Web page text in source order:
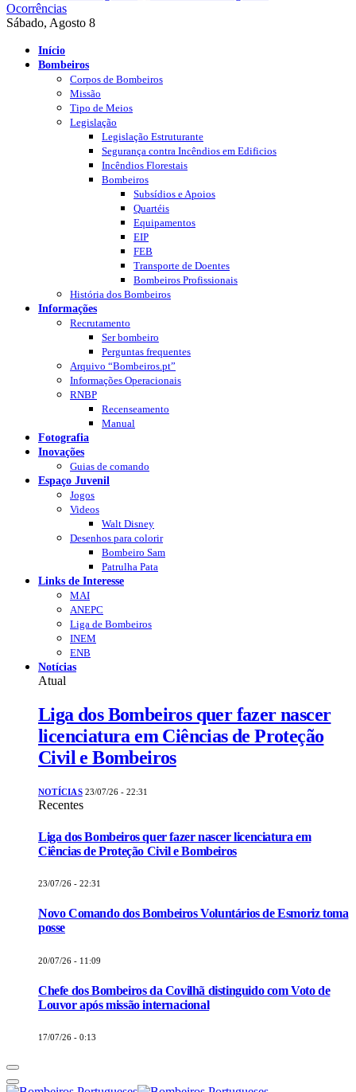
Ocorrências
Sábado, Agosto 8
Início
Bombeiros
Corpos de Bombeiros
Missão
Tipo de Meios
Legislação
Legislação Estruturante
Segurança contra Incêndios em Edificios
Incêndios Florestais
Bombeiros
Subsídios e Apoios
Quartéis
Equipamentos
EIP
FEB
Transporte de Doentes
Bombeiros Profissionais
História dos Bombeiros
Informações
Recrutamento
Ser bombeiro
Perguntas frequentes
Arquivo “Bombeiros.pt”
Informações Operacionais
RNBP
Recenseamento
Manual
Fotografia
Inovações
Guias de comando
Espaço Juvenil
Jogos
Videos
Walt Disney
Desenhos para colorir
Bombeiro Sam
Patrulha Pata
Links de Interesse
MAI
ANEPC
Liga de Bombeiros
INEM
ENB
Notícias
Atual
Liga dos Bombeiros quer fazer nascer
licenciatura em Ciências de Proteção
Civil e Bombeiros
NOTÍCIAS 23/07/26 - 22:31
Recentes
Liga dos Bombeiros quer fazer nascer licenciatura em
Ciências de Proteção Civil e Bombeiros
23/07/26 - 22:31
Novo Comando dos Bombeiros Voluntários de Esmoriz toma
posse
20/07/26 - 11:09
Chefe dos Bombeiros da Covilhã distinguido com Voto de
Louvor após missão internacional
17/07/26 - 0:13